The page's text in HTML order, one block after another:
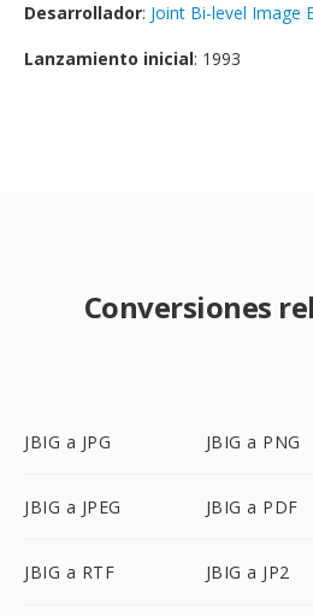
Desarrollador: Joint Bi-level Image
Lanzamiento inicial: 1993
Conversiones
JBIG a JPG JBIG a PNG
JBIG a JPEG JBIG a PDF
JBIG a RTF JBIG a JP2